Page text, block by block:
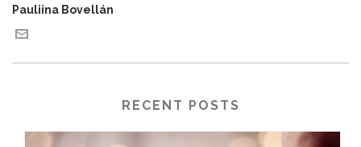
Pauliina Bovellán
RECENT POSTS